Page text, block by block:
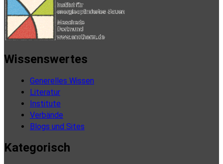
Wissenswertes
Generelles Wissen
Literatur
Institute
Verbände
Blogs und Sites
Kategorisch